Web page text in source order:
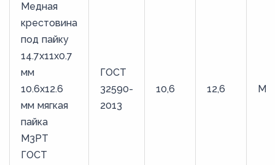
Медная
крестовина
под пайку
14.7х11х0.7
мм
10.6х12.6
мм мягкая
пайка
М3РТ
ГОСТ
ГОСТ
32590-
2013
10,6 12,6